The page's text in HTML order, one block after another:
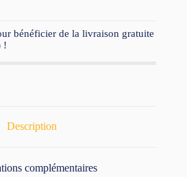
bénéficier de la livraison gratuite
!
Description
complémentaires